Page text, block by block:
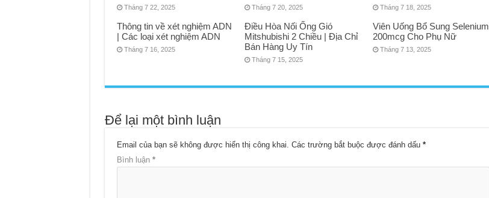
Tháng 7 22, 2025 Tháng 7 20, 2025 Tháng 7 18, 2025
Thông tin về xét nghiệm ADN
| Các loại xét nghiệm ADN
Tháng 7 16, 2025
Điều Hòa Nối Ống Gió
Mitshubishi 2 Chiều | Địa Chỉ
Bán Hàng Uy Tín
Tháng 7 15, 2025
Viên Uống Bổ Sung Selenium
200mcg Cho Phụ Nữ
Tháng 7 13, 2025
Để lại một bình luận
Email của bạn sẽ không được hiển thị công khai. Các trường bắt buộc được đánh dấu *
Bình luận *